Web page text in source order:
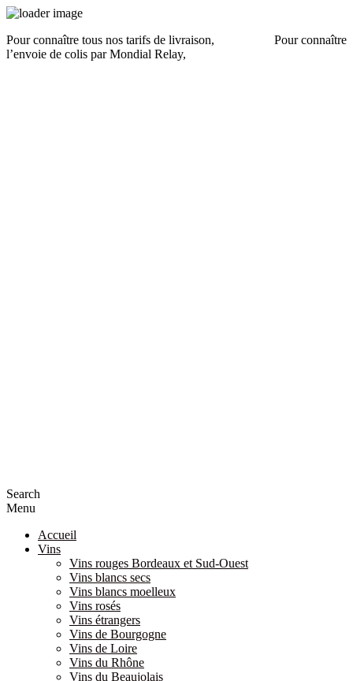
Pour connaître tous nos tarifs de livraison,
Pour connaître
l’envoie de colis par Mondial Relay,
Search
Menu
Accueil
Vins
Vins rouges Bordeaux et Sud-Ouest
Vins blancs secs
Vins blancs moelleux
Vins rosés
Vins étrangers
Vins de Bourgogne
Vins de Loire
Vins du Rhône
Vins du Beaujolais